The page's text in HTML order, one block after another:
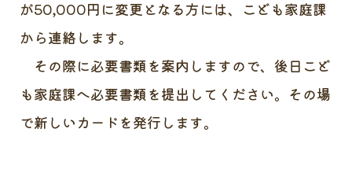
が50,000円に変更となる方には、こども家庭課
から連絡します。
その際に必要書類を案内しますので、後日こど
も家庭課へ必要書類を提出してください。その場
で新しいカードを発行します。